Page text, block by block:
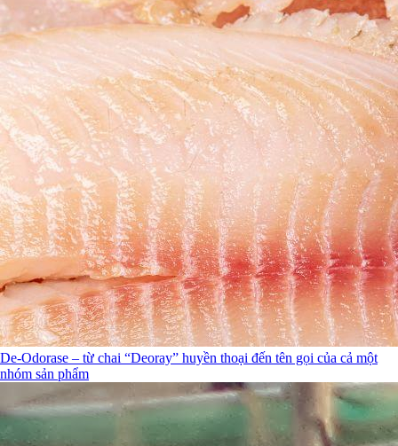
De-Odorase – từ chai “Deoray” huyền thoại đến tên gọi của cả một
nhóm sản phẩm